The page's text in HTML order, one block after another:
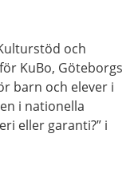
och
KuBo, Göteborgs
barn och elever i
i nationella
eller garanti?” i